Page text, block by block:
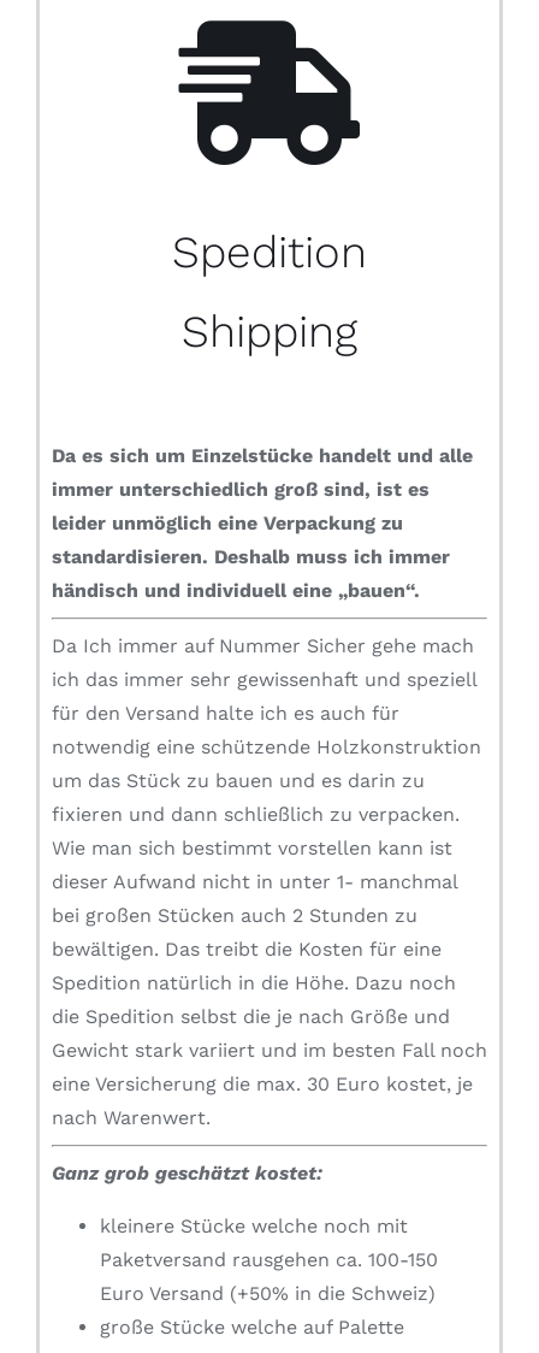
Spedition
Shipping
Da es sich um Einzelstücke handelt und alle
immer unterschiedlich groß sind, ist es
leider unmöglich eine Verpackung zu
standardisieren. Deshalb muss ich immer
händisch und individuell eine „bauen“.
Da Ich immer auf Nummer Sicher gehe mach
ich das immer sehr gewissenhaft und speziell
für den Versand halte ich es auch für
notwendig eine schützende Holzkonstruktion
um das Stück zu bauen und es darin zu
fixieren und dann schließlich zu verpacken.
Wie man sich bestimmt vorstellen kann ist
dieser Aufwand nicht in unter 1- manchmal
bei großen Stücken auch 2 Stunden zu
bewältigen. Das treibt die Kosten für eine
Spedition natürlich in die Höhe. Dazu noch
die Spedition selbst die je nach Größe und
Gewicht stark variiert und im besten Fall noch
eine Versicherung die max. 30 Euro kostet, je
nach Warenwert.
Ganz grob geschätzt kostet:
kleinere Stücke welche noch mit
Paketversand rausgehen ca. 100-150
Euro Versand (+50% in die Schweiz)
große Stücke welche auf Palette